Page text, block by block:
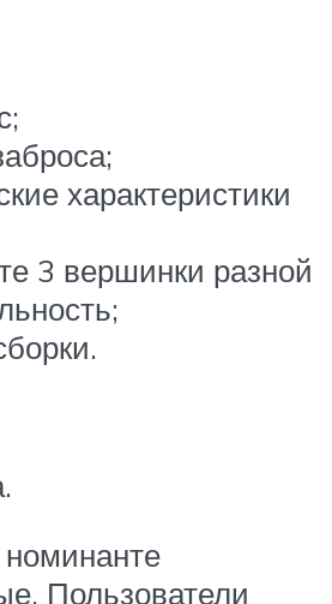
характеристики
3 вершинки разной
Пользователи